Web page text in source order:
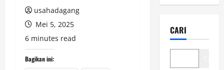
usahadagang
Mei 5, 2025
6 minutes read
Bagikan ini:
&
disini
CARI